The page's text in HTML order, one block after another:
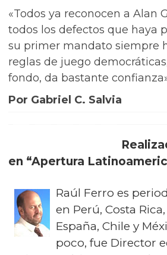
«Todos ya reconocen a Alan
todos los defectos que haya
su primer mandato siempre
reglas de juego
fondo, da bastante
Por Gabriel C. Salvia
en “Apertura
Raúl Ferro es
en Perú, Costa
España, Chile y
poco, fue Director